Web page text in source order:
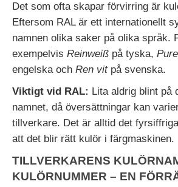
Det som ofta skapar förvirring är
Eftersom RAL är ett internationellt
namnen olika saker på olika språk.
exempelvis Reinweiß på tyska,
engelska och Ren vitpå svenska.
Viktigt vid RAL: Lita aldrig blint på
namnet, då översättningar kan
tillverkare. Det är alltid det
att det blir rätt kulör i färgmaskinen.
TILLVERKARENS
KULÖRNUMMER – EN